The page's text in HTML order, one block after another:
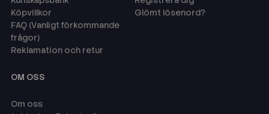
Köpvillkor
FAQ (Vanligt förkommande
frågor)
Reklamation och retur
Glömt lösenord?
OM OSS
Om oss